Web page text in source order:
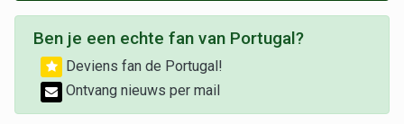
Ben je een echte fan van Portugal?
Deviens fan de Portugal!
Ontvang nieuws per mail